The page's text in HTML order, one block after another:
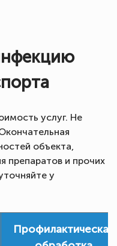
услуг. Не
объекта,
препаратов и прочих
у
Профилактическая